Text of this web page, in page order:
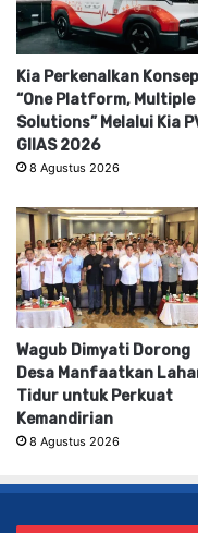
Kia Perkenalkan Konsep
“One Platform, Multiple
Solutions” Melalui Kia
GIIAS 2026
8 Agustus 2026
Wagub Dimyati Dorong
Desa Manfaatkan
Tidur untuk Perkuat
Kemandirian
8 Agustus 2026